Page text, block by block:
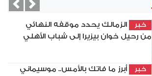
خبر
الزمالك يحدد موقفه النهائي
من رحيل خوان بيزيرا إلى شباب الأهلي
خبر
أبرز ما فاتك بالأمس.. موسيماني
Next